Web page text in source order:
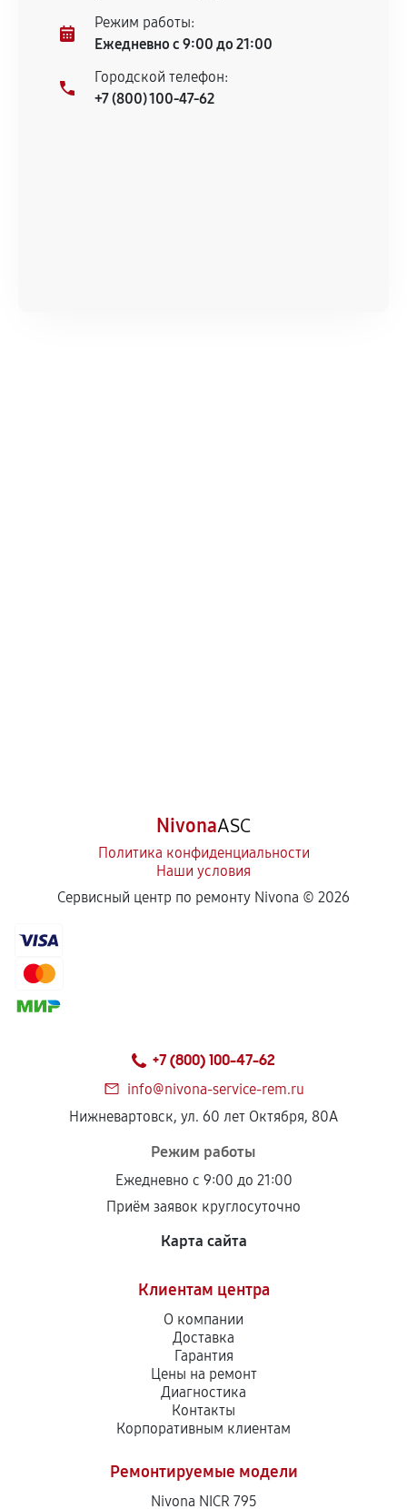
Режим работы:
Ежедневно с 9:00 до 21:00
Городской телефон:
+7 (800) 100-47-62
NivonaASC
Политика конфиденциальности
Наши условия
Сервисный центр по ремонту Nivona © 2026
+7 (800) 100-47-62
info@nivona-service-rem.ru
Нижневартовск, ул. 60 лет Октября, 80А
Режим работы
Ежедневно с 9:00 до 21:00
Приём заявок круглосуточно
Карта сайта
Клиентам центра
О компании
Доставка
Гарантия
Цены на ремонт
Диагностика
Контакты
Корпоративным клиентам
Ремонтируемые модели
Nivona NICR 795